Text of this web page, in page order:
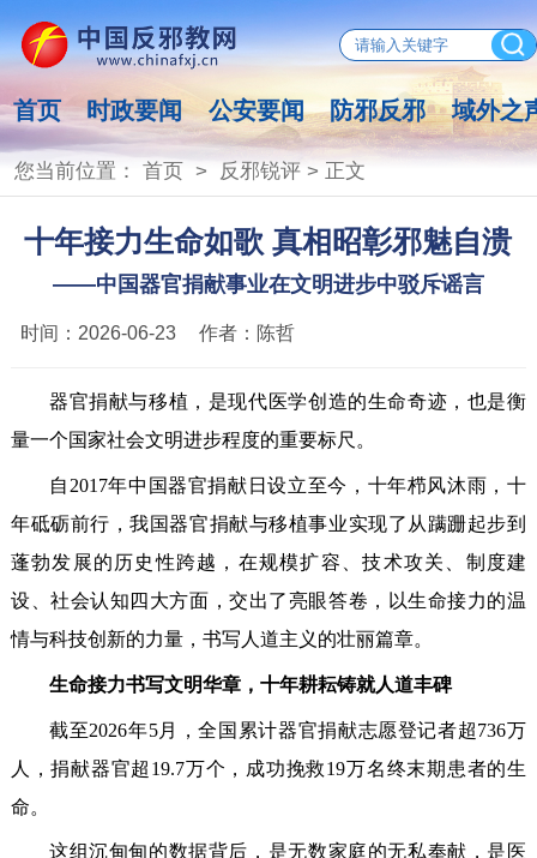
首页 时政要闻 公安要闻 防邪反邪 域外之
您当前位置： 首页> 反邪锐评> 正文
十年接力生命如歌 真相昭彰邪魅自溃
——中国器官捐献事业在文明进步中驳斥谣言
时间： 2026-06-23 作者： 陈哲
器官捐献与移植，是现代医学创造的生命奇迹，也是衡
量一个国家社会文明进步程度的重要标尺。
自2017年中国器官捐献日设立至今，十年栉风沐雨，十
年砥砺前行，我国器官捐献与移植事业实现了从蹒跚起步到
蓬勃发展的历史性跨越，在规模扩容、技术攻关、制度建
设、社会认知四大方面，交出了亮眼答卷，以生命接力的温
情与科技创新的力量，书写人道主义的壮丽篇章。
生命接力书写文明华章，十年耕耘铸就人道丰碑
截至2026年5月，全国累计器官捐献志愿登记者超736万
人，捐献器官超19.7万个，成功挽救19万名终末期患者的生
命。
这组沉甸甸的数据背后，是无数家庭的无私奉献，是医